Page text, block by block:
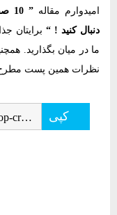
امیدوارم مقاله
”
دنبال کنید ! “ برایتان
ما در میان بگذارید.
نظرات همین پست مطرح
کپی
https://www.didnegar.com/mag/10-top-creative-photography-instagram-profiles-you-should-follow/